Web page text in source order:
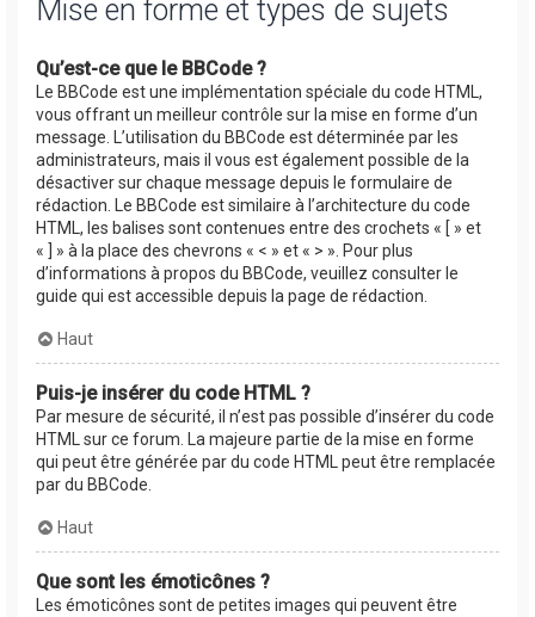
Mise en forme et types de sujets
Qu’est-ce que le BBCode ?
Le BBCode est une implémentation spéciale du code HTML,
vous offrant un meilleur contrôle sur la mise en forme d’un
message. L’utilisation du BBCode est déterminée par les
administrateurs, mais il vous est également possible de la
désactiver sur chaque message depuis le formulaire de
rédaction. Le BBCode est similaire à l’architecture du code
HTML, les balises sont contenues entre des crochets « [ » et
« ] » à la place des chevrons « < » et « > ». Pour plus
d’informations à propos du BBCode, veuillez consulter le
guide qui est accessible depuis la page de rédaction.
Haut
Puis-je insérer du code HTML ?
Par mesure de sécurité, il n’est pas possible d’insérer du code
HTML sur ce forum. La majeure partie de la mise en forme
qui peut être générée par du code HTML peut être remplacée
par du BBCode.
Haut
Que sont les émoticônes ?
Les émoticônes sont de petites images qui peuvent être